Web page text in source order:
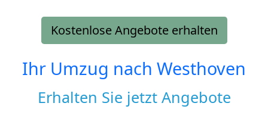
Kostenlose Angebote erhalten
Ihr Umzug nach Westhoven
Erhalten Sie jetzt Angebote